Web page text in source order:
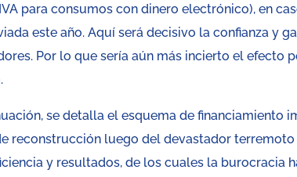
para consumos con dinero electrónico), en
este año. Aquí será decisivo la confianza y
Por lo que sería aún más incierto el efecto
se detalla el esquema de financiamiento
reconstrucción luego del devastador
y resultados, de los cuales la burocracia